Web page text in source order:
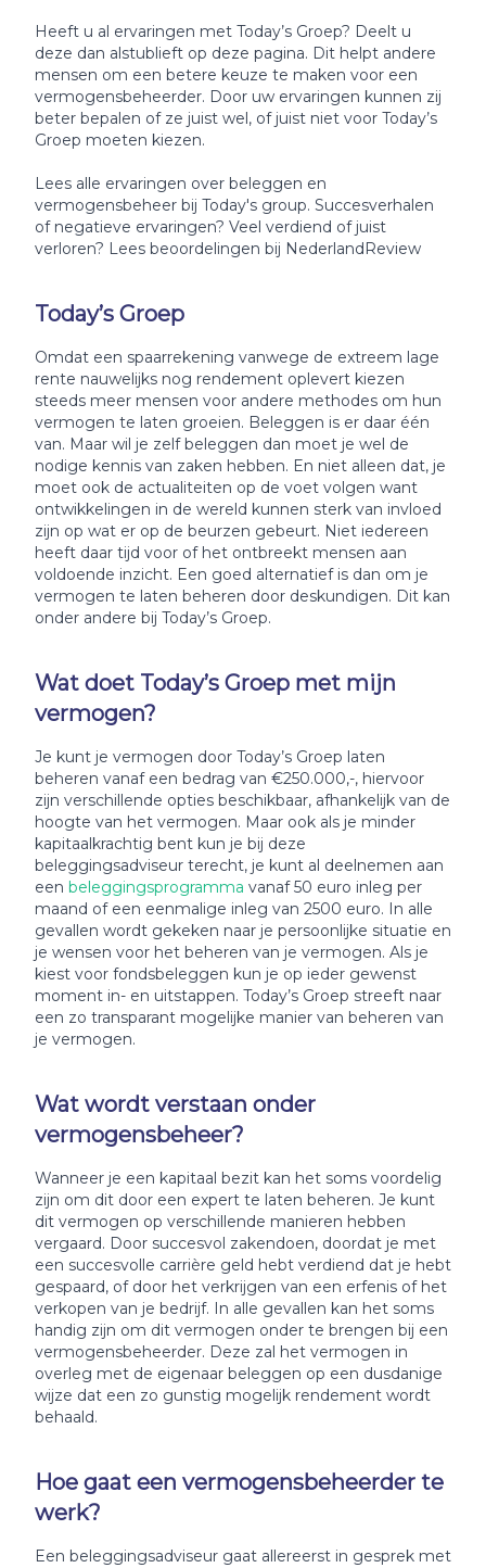
Heeft u al ervaringen met Today’s Groep? Deelt u
deze dan alstublieft op deze pagina. Dit helpt andere
mensen om een betere keuze te maken voor een
vermogensbeheerder. Door uw ervaringen kunnen zij
beter bepalen of ze juist wel, of juist niet voor Today’s
Groep moeten kiezen.
Lees alle ervaringen over beleggen en
vermogensbeheer bij Today's group. Succesverhalen
of negatieve ervaringen? Veel verdiend of juist
verloren? Lees beoordelingen bij NederlandReview
Today’s Groep
Omdat een spaarrekening vanwege de extreem lage
rente nauwelijks nog rendement oplevert kiezen
steeds meer mensen voor andere methodes om hun
vermogen te laten groeien. Beleggen is er daar één
van. Maar wil je zelf beleggen dan moet je wel de
nodige kennis van zaken hebben. En niet alleen dat, je
moet ook de actualiteiten op de voet volgen want
ontwikkelingen in de wereld kunnen sterk van invloed
zijn op wat er op de beurzen gebeurt. Niet iedereen
heeft daar tijd voor of het ontbreekt mensen aan
voldoende inzicht. Een goed alternatief is dan om je
vermogen te laten beheren door deskundigen. Dit kan
onder andere bij Today’s Groep.
Wat doet Today’s Groep met mijn
vermogen?
Je kunt je vermogen door Today’s Groep laten
beheren vanaf een bedrag van €250.000,-, hiervoor
zijn verschillende opties beschikbaar, afhankelijk van de
hoogte van het vermogen. Maar ook als je minder
kapitaalkrachtig bent kun je bij deze
beleggingsadviseur terecht, je kunt al deelnemen aan
een beleggingsprogramma vanaf 50 euro inleg per
maand of een eenmalige inleg van 2500 euro. In alle
gevallen wordt gekeken naar je persoonlijke situatie en
je wensen voor het beheren van je vermogen. Als je
kiest voor fondsbeleggen kun je op ieder gewenst
moment in- en uitstappen. Today’s Groep streeft naar
een zo transparant mogelijke manier van beheren van
je vermogen.
Wat wordt verstaan onder
vermogensbeheer?
Wanneer je een kapitaal bezit kan het soms voordelig
zijn om dit door een expert te laten beheren. Je kunt
dit vermogen op verschillende manieren hebben
vergaard. Door succesvol zakendoen, doordat je met
een succesvolle carrière geld hebt verdiend dat je hebt
gespaard, of door het verkrijgen van een erfenis of het
verkopen van je bedrijf. In alle gevallen kan het soms
handig zijn om dit vermogen onder te brengen bij een
vermogensbeheerder. Deze zal het vermogen in
overleg met de eigenaar beleggen op een dusdanige
wijze dat een zo gunstig mogelijk rendement wordt
behaald.
Hoe gaat een vermogensbeheerder te
werk?
Een beleggingsadviseur gaat allereerst in gesprek met